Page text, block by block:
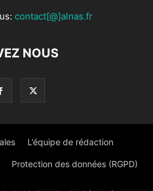
contact[@]alnas.fr
NOUS
L’équipe de rédaction
Protection des données (RGPD)